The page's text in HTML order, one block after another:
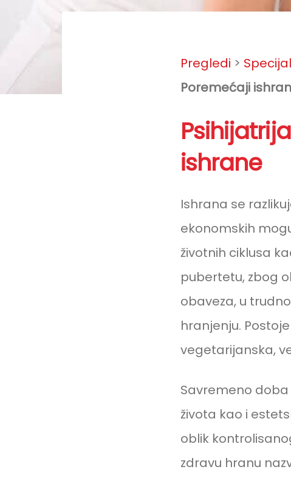
Pregledi >
Poremećaji
ishrane
Ishrana se
ekonomskih
životnih ciklusa
pubertetu, zbog
obaveza, u
hranjenju.
vegetarijanska,
Savremeno
života kao i
oblik
zdravu hranu